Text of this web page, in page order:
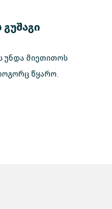
უნდა მიეთითოს
წყარო.